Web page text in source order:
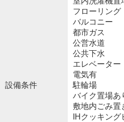
設備条件
フローリング
バルコニー
都市ガス
公営水道
公共下水
エレベーター
電気有
駐輪場
バイク置場あ
敷地内ごみ置
IHクッキング